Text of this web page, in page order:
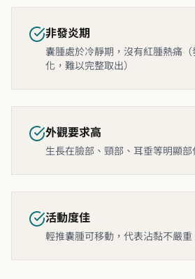
非發炎期
囊腫處於冷靜期，沒有紅腫熱痛
化，難以完整取出）
外觀要求高
生長在臉部、頸部、耳垂等明顯部
活動度佳
輕推囊腫可移動，代表沾黏不嚴重